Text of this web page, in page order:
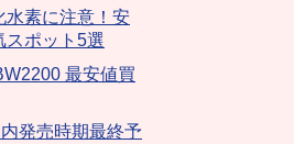
水素に注意！安
スポット5選
最安値買
発売時期最終予